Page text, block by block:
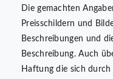
Die gemachten
Preisschildern und
Beschreibungen und
Beschreibung. Auch
Haftung die sich